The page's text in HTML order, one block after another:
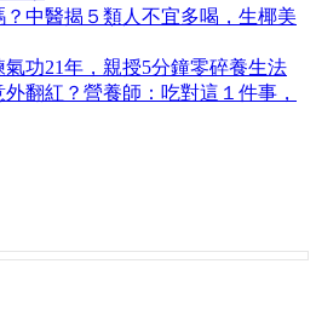
中醫揭５類人不宜多喝，生椰美
功21年，親授5分鐘零碎養生法
翻紅？營養師：吃對這１件事，